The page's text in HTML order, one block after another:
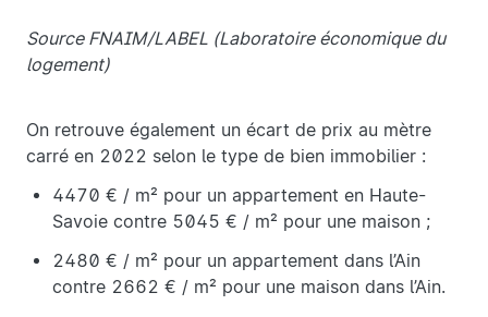
Cruseilles
Évian-les-Bains
La Roche-sur-Foron
Source FNAIM/LABEL (Laboratoire économique du
logement)
On retrouve également un écart de prix au mètre
carré en 2022 selon le type de bien immobilier :
4470 € / m² pour un appartement en Haute-
Savoie contre 5045 € / m² pour une maison ;
2480 € / m² pour un appartement dans l’Ain
contre 2662 € / m² pour une maison dans l’Ain.